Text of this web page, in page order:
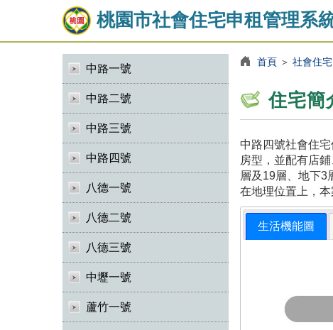
桃園市社會住宅申租管理系
中路一號
中路二號
中路三號
中路四號
八德一號
八德二號
八德三號
中壢一號
蘆竹一號
首頁＞ 社會住宅
住宅簡
中路四號社會住
房型，並配有店
層及19層、地下3
在地理位置上，
生活機能圖